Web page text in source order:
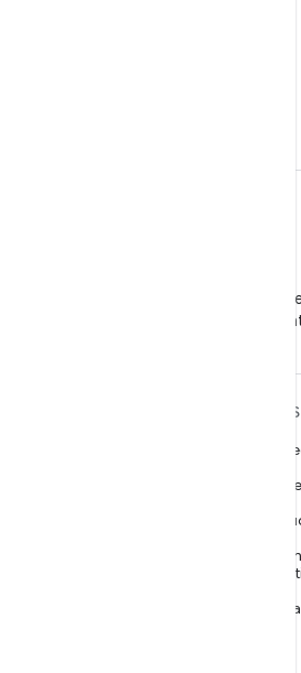
Sigue a Android
en